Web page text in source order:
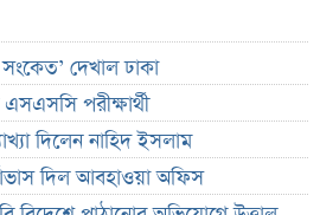
বিদেশে পাঠানোর অভিযোগে উত্তাল
যা বললেন কাদের
দামে সোনা বিক্রি শুরু
আসিফ মাহমুদ, ৭ দিনের
দেখাল ঢাকা
পরীক্ষার্থী
দিলেন নাহিদ ইসলাম
দিল আবহাওয়া অফিস